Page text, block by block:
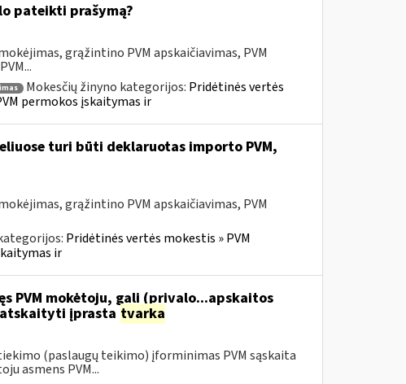
pateikti prašymą?
grąžintino PVM apskaičiavimas, PVM
Mokesčių žinyno kategorijos: Pridėtinės vertės
permokos įskaitymas ir
turi būti deklaruotas importo PVM,
grąžintino PVM apskaičiavimas, PVM
Pridėtinės vertės mokestis » PVM
ir
PVM mokėtoju, gali (privalo...apskaitos
atskaityti įprasta tvarka
(paslaugų teikimo) įforminimas PVM sąskaita
asmens PVM...